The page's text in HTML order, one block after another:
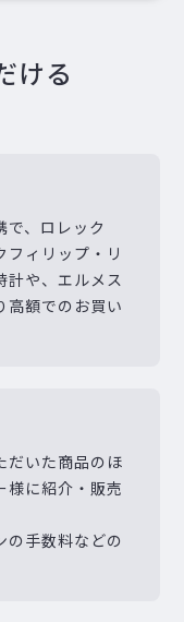
ける
で、ロレック
フィリップ・リ
計や、エルメス
高額でのお買い
だいた商品のほ
様に紹介・販売
の手数料などの